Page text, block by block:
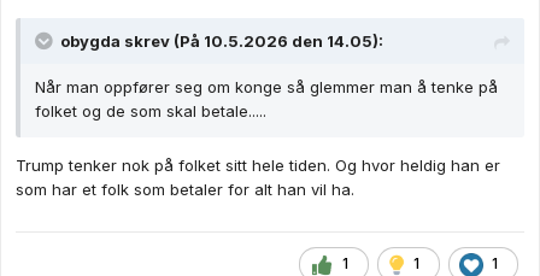
obygda skrev (På 10.5.2026 den 14.05):
Når man oppfører seg om konge så glemmer man å tenke på
folket og de som skal betale.....
Trump tenker nok på folket sitt hele tiden. Og hvor heldig han er
som har et folk som betaler for alt han vil ha.
1 1 1